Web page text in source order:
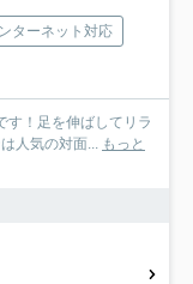
ターネット対応
す！足を伸ばしてリラ
人気の対面... もっと